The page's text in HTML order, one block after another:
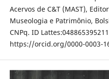
Acervos de C&T (MAST),
Museologia e Patrimônio,
CNPq. ID
https://orcid.org/0000-0003-